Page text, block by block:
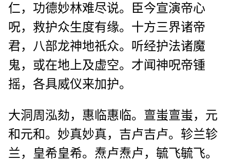
仁，功德妙林难尽说。臣今宣演帝心
呪，救护众生度有缘。十方三界诸帝
君，八部龙神地祇众。听经护法诸魔
鬼，或在地上及虚空。才闻神呪帝锺
摇，各具威仪来加护。
大洞周泓劾，惠临惠临。亶蚩亶蚩，元
和元和。妙真妙真，吉卢吉卢。轸兰轸
兰，皇希皇希。焘卢焘卢，毓飞毓飞。